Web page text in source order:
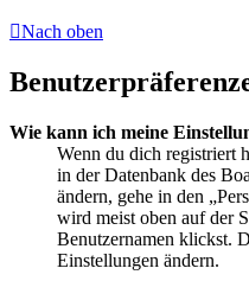
Nach oben
Wie kann ich meine
Wenn du dich registriert
in der Datenbank des
ändern, gehe in den
wird meist oben auf der
Benutzernamen klickst.
Einstellungen ändern.